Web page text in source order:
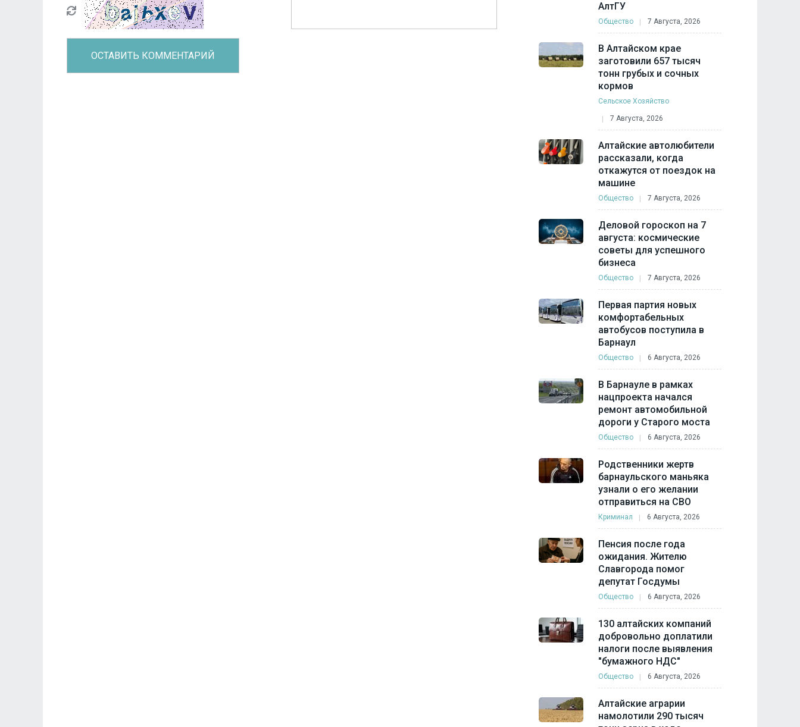
АлтГУ
Общество 7 Августа, 2026
В Алтайском крае
заготовили 657 тысяч
тонн грубых и сочных
кормов
Сельское Хозяйство
7 Августа, 2026
Алтайские автолюбители
рассказали, когда
откажутся от поездок на
машине
Общество 7 Августа, 2026
Деловой гороскоп на 7
августа: космические
советы для успешного
бизнеса
Общество 7 Августа, 2026
Первая партия новых
комфортабельных
автобусов поступила в
Барнаул
Общество 6 Августа, 2026
В Барнауле в рамках
нацпроекта начался
ремонт автомобильной
дороги у Старого моста
Общество 6 Августа, 2026
Родственники жертв
барнаульского маньяка
узнали о его желании
отправиться на СВО
Криминал 6 Августа, 2026
Пенсия после года
ожидания. Жителю
Славгорода помог
депутат Госдумы
Общество 6 Августа, 2026
130 алтайских компаний
добровольно доплатили
налоги после выявления
"бумажного НДС"
Общество 6 Августа, 2026
Алтайские аграрии
намолотили 290 тысяч